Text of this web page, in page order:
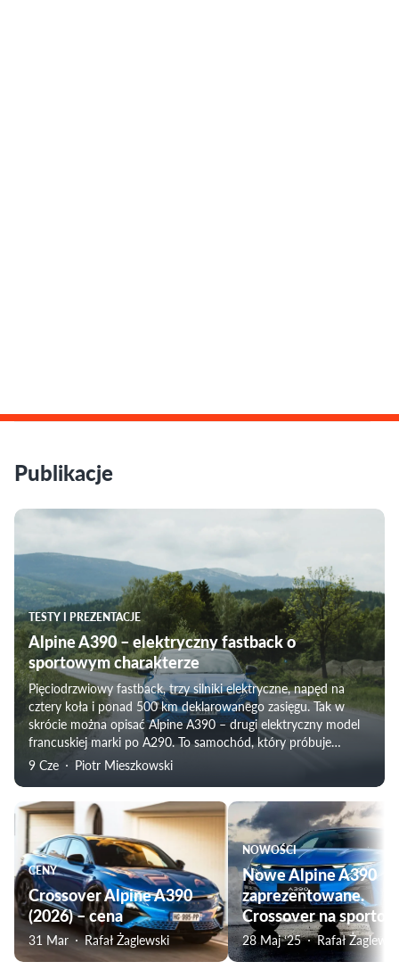
Publikacje
TESTY I PREZENTACJE
Alpine A390 – elektryczny fastback o
sportowym charakterze
Pięciodrzwiowy fastback, trzy silniki elektryczne, napęd na
cztery koła i ponad 500 km deklarowanego zasięgu. Tak w
skrócie można opisać Alpine A390 – drugi elektryczny model
francuskiej marki po A290. To samochód, który próbuje
połączyć codzienną użyteczność z charakterem auta
9 Cze Piotr Mieszkowski
CENY
Crossover Alpine A390
(2026) – cena
31 Mar Rafał Żaglewski
NOWOŚCI
Nowe Alpine A390
zaprezentowane.
Crossover na
28 Maj ‘25 Rafał